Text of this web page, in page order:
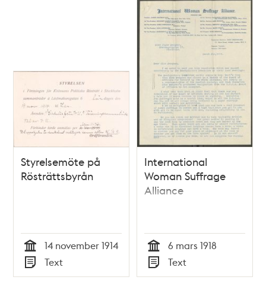
Styrelsemöte på
Rösträttsbyrån
Tid
14 november 1914
Typ
Text
International
Woman Suffrage
Alliance
Tid
6 mars 1918
Typ
Text